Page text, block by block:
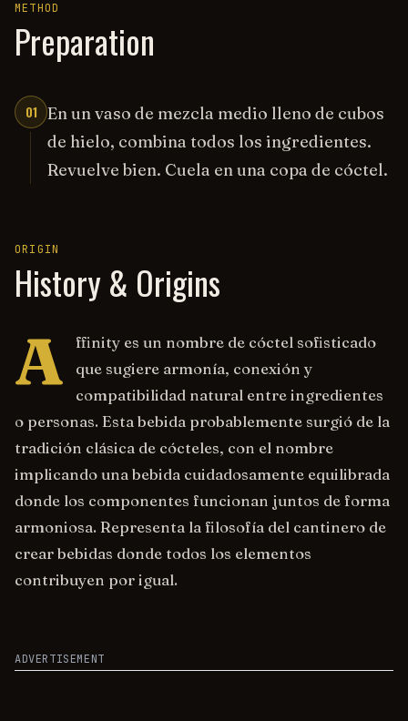
METHOD
Preparation
01 En un vaso de mezcla medio lleno de cubos
de hielo, combina todos los ingredientes.
Revuelve bien. Cuela en una copa de cóctel.
ORIGIN
History & Origins
A
ffinity es un nombre de cóctel sofisticado
que sugiere armonía, conexión y
compatibilidad natural entre ingredientes
o personas. Esta bebida probablemente surgió de la
tradición clásica de cócteles, con el nombre
implicando una bebida cuidadosamente equilibrada
donde los componentes funcionan juntos de forma
armoniosa. Representa la filosofía del cantinero de
crear bebidas donde todos los elementos
contribuyen por igual.
ADVERTISEMENT